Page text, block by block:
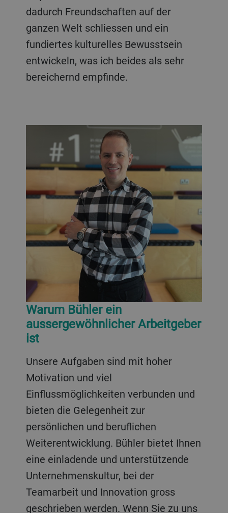
dadurch Freundschaften auf der
ganzen Welt schliessen und ein
fundiertes kulturelles Bewusstsein
entwickeln, was ich beides als sehr
bereichernd empfinde.
Warum Bühler ein
aussergewöhnlicher Arbeitgeber
ist
Unsere Aufgaben sind mit hoher
Motivation und viel
Einflussmöglichkeiten verbunden und
bieten die Gelegenheit zur
persönlichen und beruflichen
Weiterentwicklung. Bühler bietet Ihnen
eine einladende und unterstützende
Unternehmenskultur, bei der
Teamarbeit und Innovation gross
geschrieben werden. Wenn Sie zu uns